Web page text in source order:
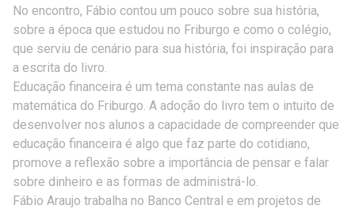
No encontro, Fábio contou um pouco sobre sua história,
sobre a época que estudou no Friburgo e como o colégio,
que serviu de cenário para sua história, foi inspiração para
a escrita do livro.
Educação financeira é um tema constante nas aulas de
matemática do Friburgo. A adoção do livro tem o intuito de
desenvolver nos alunos a capacidade de compreender que
educação financeira é algo que faz parte do cotidiano,
promove a reflexão sobre a importância de pensar e falar
sobre dinheiro e as formas de administrá-lo.
Fábio Araujo trabalha no Banco Central e em projetos de